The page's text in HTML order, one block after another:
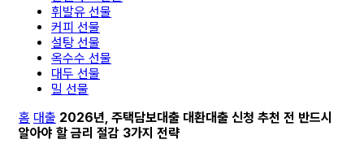
휘발유 선물
커피 선물
설탕 선물
옥수수 선물
대두 선물
밀 선물
홈 대출 2026년, 주택담보대출 대환대출 신청 추천 전 반드시
알아야 할 금리 절감 3가지 전략